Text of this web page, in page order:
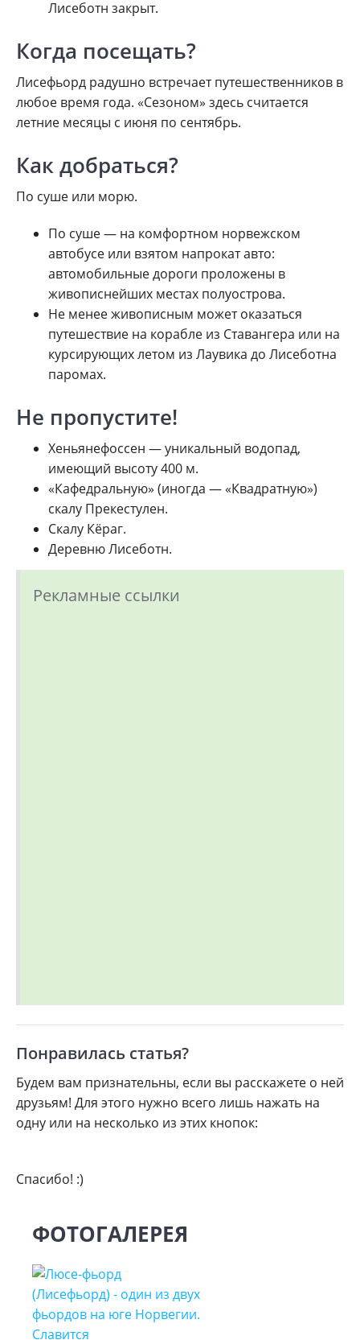
Лисеботн закрыт.
Когда посещать?
Лисефьорд радушно встречает путешественников в
любое время года. «Сезоном» здесь считается
летние месяцы с июня по сентябрь.
Как добраться?
По суше или морю.
По суше — на комфортном норвежском
автобусе или взятом напрокат авто:
автомобильные дороги проложены в
живописнейших местах полуострова.
Не менее живописным может оказаться
путешествие на корабле из Ставангера или на
курсирующих летом из Лаувика до Лисеботна
паромах.
Не пропустите!
Хеньянефоссен — уникальный водопад,
имеющий высоту 400 м.
«Кафедральную» (иногда — «Квадратную»)
скалу Прекестулен.
Скалу Кёраг.
Деревню Лисеботн.
Рекламные ссылки
Понравилась статья?
Будем вам признательны, если вы расскажете о ней
друзьям! Для этого нужно всего лишь нажать на
одну или на несколько из этих кнопок:
Спасибо! :)
ФОТОГАЛЕРЕЯ